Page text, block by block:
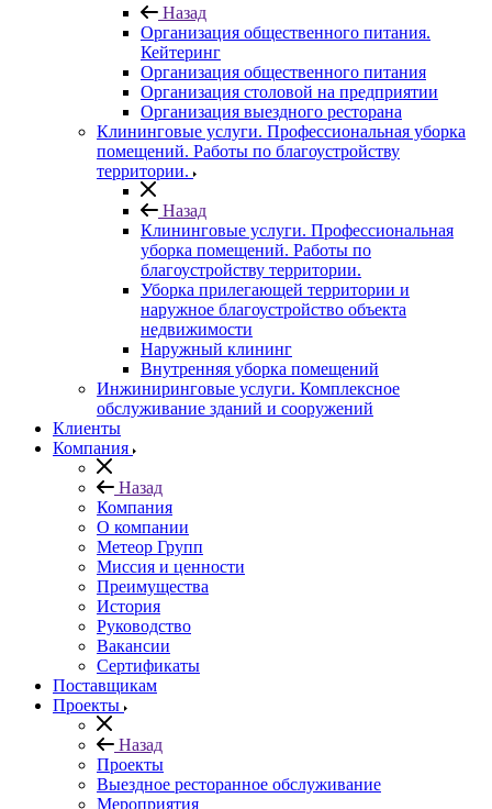
Назад
Организация общественного питания.
Кейтеринг
Организация общественного питания
Организация столовой на предприятии
Организация выездного ресторана
Клининговые услуги. Профессиональная уборка
помещений. Работы по благоустройству
территории.
Назад
Клининговые услуги. Профессиональная
уборка помещений. Работы по
благоустройству территории.
Уборка прилегающей территории и
наружное благоустройство объекта
недвижимости
Наружный клининг
Внутренняя уборка помещений
Инжиниринговые услуги. Комплексное
обслуживание зданий и сооружений
Клиенты
Компания
Назад
Компания
О компании
Метеор Групп
Миссия и ценности
Преимущества
История
Руководство
Вакансии
Сертификаты
Поставщикам
Проекты
Назад
Проекты
Выездное ресторанное обслуживание
Мероприятия